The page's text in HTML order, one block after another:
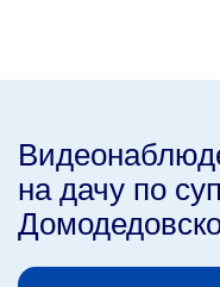
на дачу по